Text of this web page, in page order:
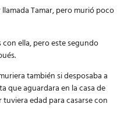
Tamar, pero murió poco
ella, pero este segundo
también si desposaba a
que aguardara en la casa de
edad para casarse con